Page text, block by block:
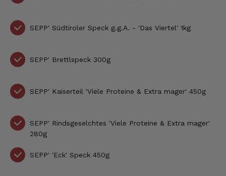
SEPP' Südtiroler Speck g.g.A. - 'Das Viertel' 1kg
SEPP' Brettlspeck 300g
SEPP' Kaiserteil 'Viele Proteine & Extra mager' 450g
SEPP' Rindsgeselchtes 'Viele Proteine & Extra mager'
280g
SEPP' 'Eck' Speck 450g